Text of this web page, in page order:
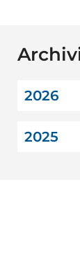
2026
2025